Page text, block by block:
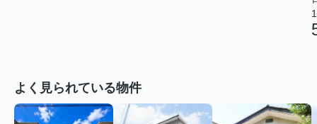
よく見られている物件